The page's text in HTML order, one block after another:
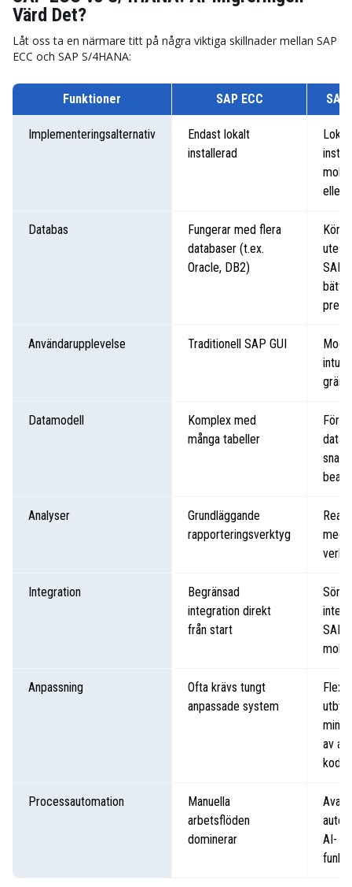
Värd Det?
Låt oss ta en närmare titt på några viktiga skillnader mellan SAP
ECC och SAP S/4HANA:
Funktioner SAP ECC SAP
Implementeringsalternativ
Endast lokalt
installerad
Lokalt
eller
Databas
Fungerar med flera
databaser (t.ex.
Oracle, DB2)
Körs
SAP
bättre
Användarupplevelse Traditionell SAP GUI
Datamodell
Komplex med
många tabeller
Analyser
Grundläggande
rapporteringsverktyg
med
Integration
Begränsad
integration direkt
från start
SAP:s
Anpassning
Ofta krävs tungt
anpassade system
av
kod
Processautomation
Manuella
arbetsflöden
dominerar
AI-